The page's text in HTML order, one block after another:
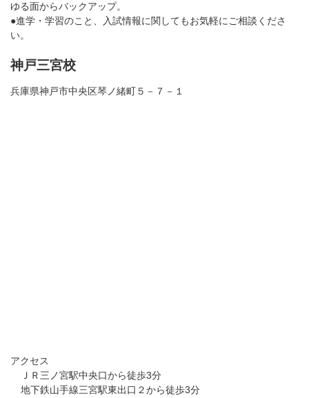
ゆる面からバックアップ。
●進学・学習のこと、入試情報に関してもお気軽にご相談くださ
い。
神戸三宮校
兵庫県神戸市中央区琴ノ緒町５－７－１
アクセス
ＪＲ三ノ宮駅中央口から徒歩3分
地下鉄山手線三宮駅東出口２から徒歩3分